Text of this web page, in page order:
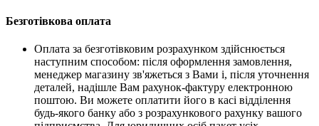
Безготівкова оплата
Оплата за безготівковим розрахунком здійснюється
наступним способом: після оформлення замовлення,
менеджер магазину зв'яжеться з Вами і, після уточнення
деталей, надішле Вам рахунок-фактуру електронною
поштою. Ви можете оплатити його в касі відділення
будь-якого банку або з розрахункового рахунку вашого